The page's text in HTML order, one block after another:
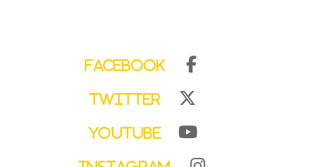
Facebook
Twitter
YouTube